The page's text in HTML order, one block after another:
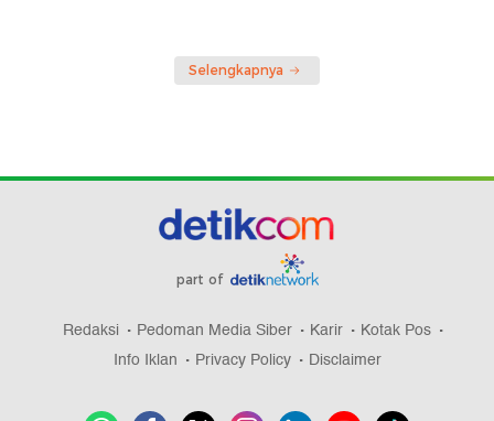
Selengkapnya
part of
Redaksi Pedoman Media Siber Karir
Kotak Pos
Info Iklan
Privacy Policy Disclaimer